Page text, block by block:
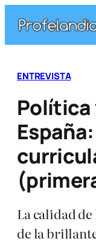
contenido
ENTREVISTA
Política
La calidad
de la